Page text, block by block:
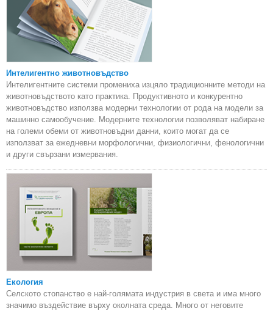
Интелигентно животновъдство
Интелигентните системи промениха изцяло традиционните методи на
животновъдството като практика. Продуктивното и конкурентно
животновъдство използва модерни технологии от рода на модели за
машинно самообучение. Модерните технологии позволяват набиране
на големи обеми от животновъдни данни, които могат да се
използват за ежедневни морфологични, физиологични, фенологични
и други свързани измервания.
Екология
Селското стопанство е най-голямата индустрия в света и има много
значимо въздействие върху околната среда. Много от неговите